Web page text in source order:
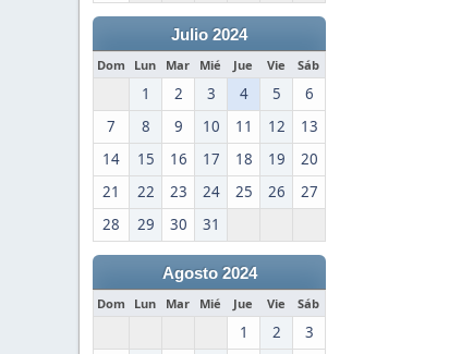
Julio 2024
Dom Lun Mar Mié Jue Vie Sáb
1 2 3 4 5
6
7
8 9 10 11 12
13
14
15 16 17 18 19
20
21
22 23 24 25 26
27
28
29 30 31
Agosto 2024
Dom Lun Mar Mié Jue Vie Sáb
1 2 3